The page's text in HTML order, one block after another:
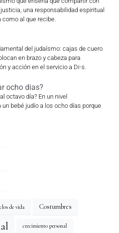
una responsabilidad espiritual
al que recibe.
del judaísmo: cajas de cuero
en brazo y cabeza para
y acción en el servicio a Di-s.
ocho dias?
octavo día? En un nivel
bebé judío a los ocho días porque
de vida Costumbres
crecimiento personal